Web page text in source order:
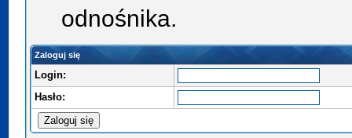
odnośnika.
Zaloguj się
Login:
Hasło: